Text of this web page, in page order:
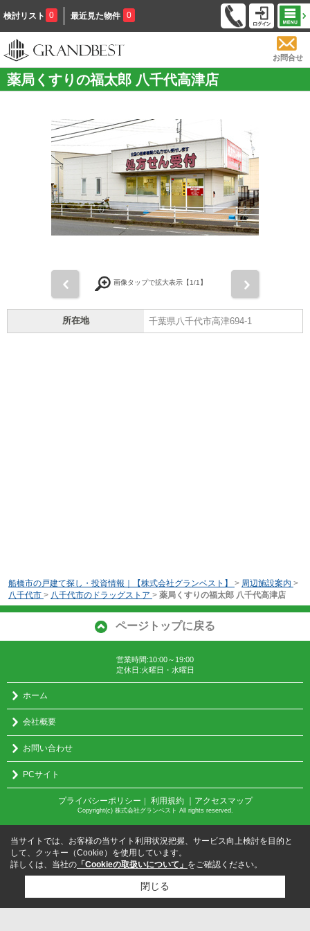
検討リスト 0 最近見た物件 0
お問合せ
薬局くすりの福太郎 八千代高津店
画像タップで拡大表示【1/1】
所在地 千葉県八千代市高津694-1
船橋市の戸建て探し・投資情報｜【株式会社グランベスト】 > 周辺施設案内 >
八千代市 > 八千代市のドラッグストア > 薬局くすりの福太郎 八千代高津店
ページトップに戻る
営業時間:10:00～19:00
定休日:火曜日・水曜日
ホーム
会社概要
お問い合わせ
PCサイト
プライバシーポリシー ｜ 利用規約 ｜アクセスマップ
Copyright(c) 株式会社グランベスト All rights reserved.
当サイトでは、お客様の当サイト利用状況把握、サービス向上検討を目的と
して、クッキー（Cookie）を使用しています。
詳しくは、当社の 「Cookieの取扱いについて」 をご確認ください。
閉じる